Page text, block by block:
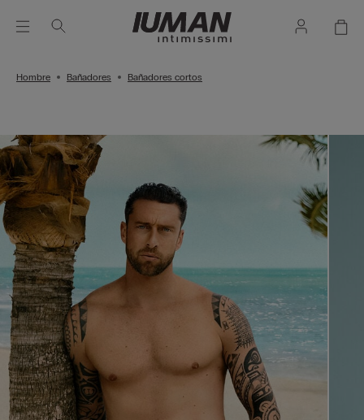
Hombre Bañadores Bañadores cortos